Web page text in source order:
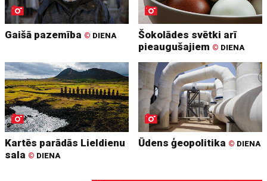
Gaišā pazemība © DIENA
Šokolādes svētki arī
pieaugušajiem © DIENA
Kartēs parādās Lieldienu
sala © DIENA
Ūdens ģeopolitika © DIENA